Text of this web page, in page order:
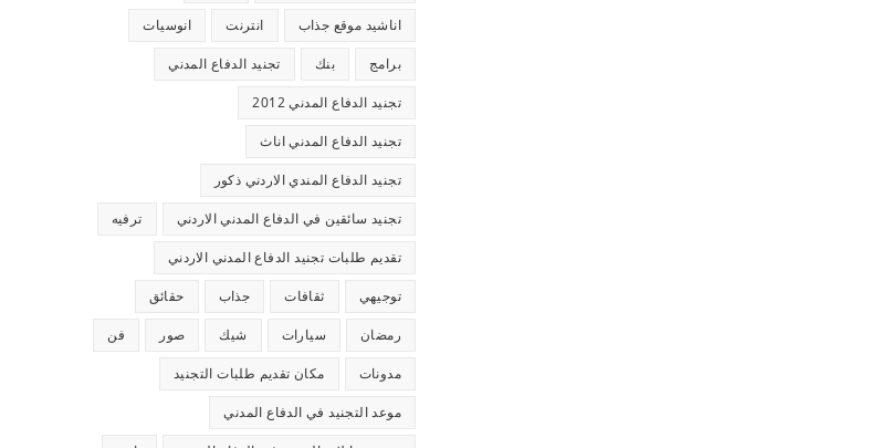
اناشيد موقع جذاب انترنت انوسيات
برامج بنك تجنيد الدفاع المدني
تجنيد الدفاع المدني 2012
تجنيد الدفاع المدني اناث
تجنيد الدفاع المندي الاردني ذكور
تجنيد سائقين في الدفاع المدني الاردني ترفيه
تقديم طلبات تجنيد الدفاع المدني الاردني
توجيهي ثقافات جذاب حقائق
رمضان سيارات شيك صور فن
مدونات مكان تقديم طلبات التجنيد
موعد التجنيد في الدفاع المدني